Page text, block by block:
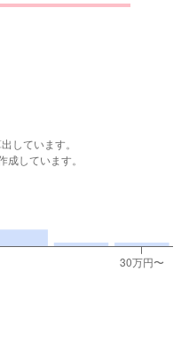
しています。
しています。